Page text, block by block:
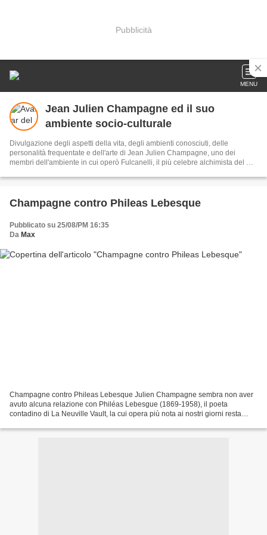
Pubblicità
MENU
Jean Julien Champagne ed il suo
ambiente socio-culturale
Divulgazione degli aspetti della vita, degli ambienti conosciuti, delle
personalità frequentate e dell'arte di Jean Julien Champagne, uno dei
membri dell'ambiente in cui operò Fulcanelli, il più celebre alchimista del XX
Champagne contro Phileas Lebesque
Pubblicato su 25/08/PM 16:35
Da Max
Champagne contro Phileas Lebesque Julien Champagne sembra non aver
avuto alcuna relazione con Philéas Lebesgue (1869-1958), il poeta
contadino di La Neuville Vault, la cui opera più nota ai nostri giorni resta